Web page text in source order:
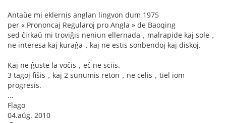
Antaŭe mi eklernis anglan lingvon dum 1975
per « Prononcaj Regularoj pro Angla » de Baoqing
sed ĉirkaŭ mi troviĝis neniun ellernada，malrapide kaj sole，
ne interesa kaj kuraĝa，kaj ne estis sonbendoj kaj diskoj.
Kaj ne ĝuste la voĉis，eĉ ne sciis.
3 tagoj fiŝis，kaj 2 sunumis reton，ne celis，tiel iom
progresis.
...
Flago
04.aŭg. 2010